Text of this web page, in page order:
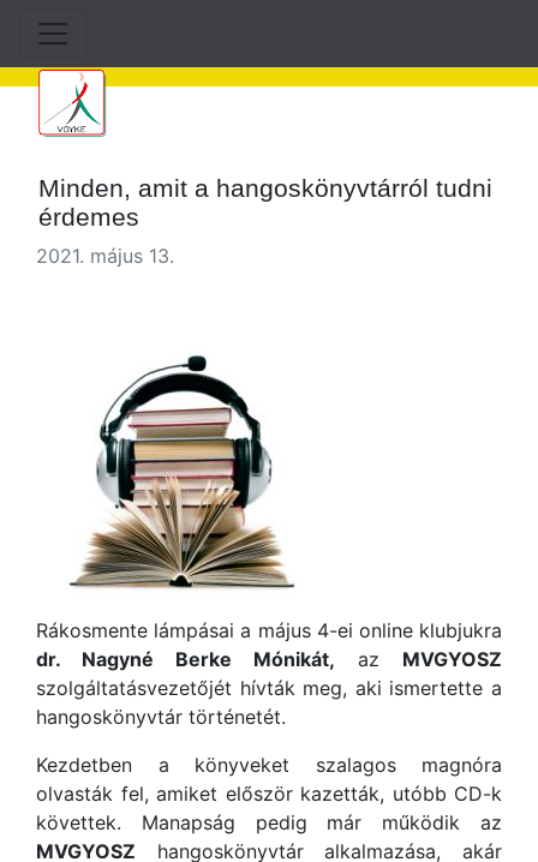
Minden, amit a hangoskönyvtárról tudni
érdemes
2021. május 13.
Rákosmente lámpásai a május 4-ei online klubjukra
dr. Nagyné Berke Mónikát, az MVGYOSZ
szolgáltatásvezetőjét hívták meg, aki ismertette a
hangoskönyvtár történetét.
Kezdetben a könyveket szalagos magnóra
olvasták fel, amiket először kazetták, utóbb CD-k
követtek. Manapság pedig már működik az
MVGYOSZ hangoskönyvtár alkalmazása, akár